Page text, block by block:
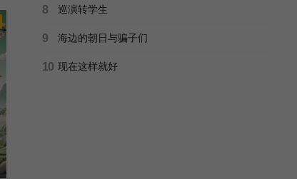
8 巡演转学生
9 海边的朝日与骗子们
10 现在这样就好